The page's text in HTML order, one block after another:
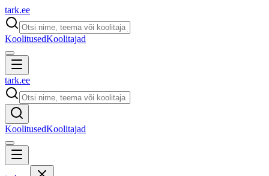
tark.ee
KoolitusedKoolitajad
tark.ee
KoolitusedKoolitajad